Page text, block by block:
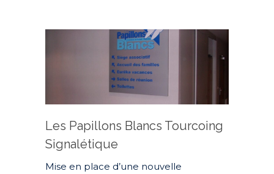
Les Papillons Blancs Tourcoing
Signalétique
Mise en place d’une nouvelle